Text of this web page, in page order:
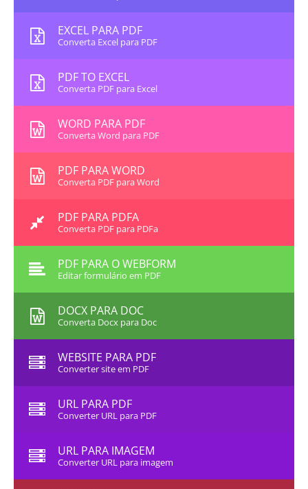
EXCEL PARA PDF
Converta Excel para PDF
PDF TO EXCEL
Converta PDF para Excel
WORD PARA PDF
Converta Word para PDF
PDF PARA WORD
Converta PDF para Word
PDF PARA PDFA
Converta PDF para PDFa
PDF PARA O WEBFORM
Editar formulário em PDF
DOCX PARA DOC
Converta Docx para Doc
WEBSITE PARA PDF
Converter site em PDF
URL PARA PDF
Converter URL para PDF
URL PARA IMAGEM
Converter URL para imagem